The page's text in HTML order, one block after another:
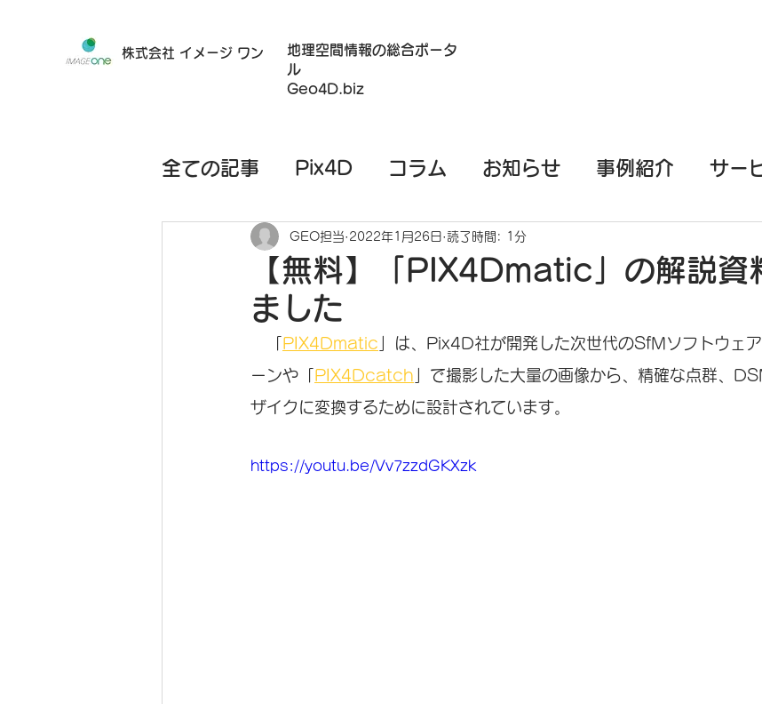
株式会社 イメージ ワン
地理空間情報の総合ポータ
ル
Geo4D.biz
全ての記事 Pix4D コラム お知らせ 事例紹介 サー
ハードウェア モバイル端末（スマホ/タブレット）測量
レンタルサービス
【無料】「PIX4Dmatic」の解説資
ました
GEO担当 2022年1月26日 読了時間: 1分
PIX4Dmatic 」は、Pix4D社が開発した次世代のSfMソフトウェ
ーンや「 PIX4Dcatch 」で撮影した大量の画像から、精確な点群、
ザイクに変換するために設計されています。
https://youtu.be/Vv7zzdGKXzk